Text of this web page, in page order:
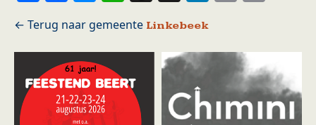
Linkebeek